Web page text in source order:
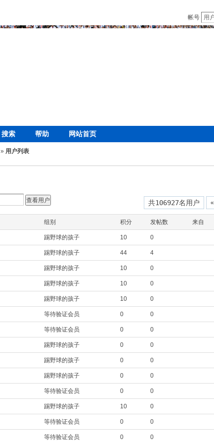
帐号
搜索 帮助 网站首页
» 用户列表
共106927名用户 «
查看用户
组别 积分 发帖数 来自
踢野球的孩子 10 0
踢野球的孩子 44 4
踢野球的孩子 10 0
踢野球的孩子 10 0
踢野球的孩子 10 0
等待验证会员 0 0
等待验证会员 0 0
踢野球的孩子 0 0
踢野球的孩子 0 0
踢野球的孩子 0 0
等待验证会员 0 0
踢野球的孩子 10 0
等待验证会员 0 0
等待验证会员 0 0